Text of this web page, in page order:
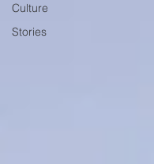
Culture
Stories